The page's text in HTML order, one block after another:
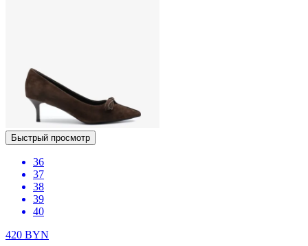
Быстрый просмотр
36
37
38
39
40
420 BYN